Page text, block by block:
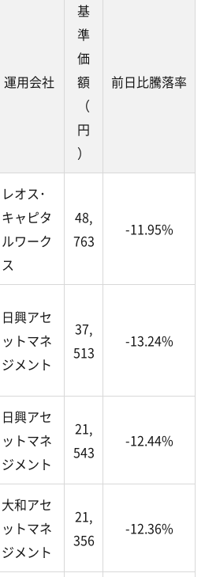
運用会社
基
準
価
額
（
円
）
前日比騰落率
レオス･
キャピタ
ルワーク
ス
48,
763
-11.95%
日興アセ
ットマネ
ジメント
37,
513
-13.24%
日興アセ
ットマネ
ジメント
21,
543
-12.44%
大和アセ
ットマネ
ジメント
21,
356
-12.36%